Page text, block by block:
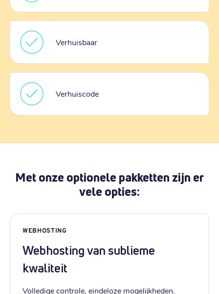
Verhuisbaar
Verhuiscode
Met onze optionele pakketten zijn er
vele opties:
WEBHOSTING
Webhosting van sublieme
kwaliteit
Volledige controle, eindeloze mogelijkheden.